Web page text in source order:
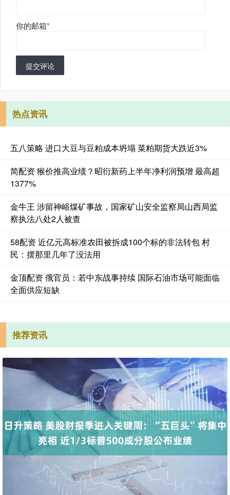
你的邮箱*
提交评论
热点资讯
五八策略 进口大豆与豆粕成本坍塌 菜粕期货大跌近3%
简配资 猴价推高业绩？昭衍新药上半年净利润预增 最高超
1377%
金牛王 涉留神峪煤矿事故，国家矿山安全监察局山西局监
察执法八处2人被查
58配资 近亿元高标准农田被拆成100个标的非法转包 村
民：摆那里几年了没法用
金顶配资 俄官员：若中东战事持续 国际石油市场可能面临
全面供应短缺
推荐资讯